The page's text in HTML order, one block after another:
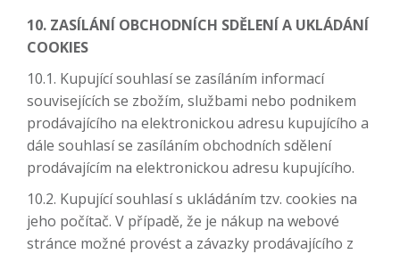
10. ZASÍLÁNÍ OBCHODNÍCH SDĚLENÍ A UKLÁDÁNÍ
COOKIES
10.1. Kupující souhlasí se zasíláním informací
souvisejících se zbožím, službami nebo podnikem
prodávajícího na elektronickou adresu kupujícího a
dále souhlasí se zasíláním obchodních sdělení
prodávajícím na elektronickou adresu kupujícího.
10.2. Kupující souhlasí s ukládáním tzv. cookies na
jeho počítač. V případě, že je nákup na webové
stránce možné provést a závazky prodávajícího z